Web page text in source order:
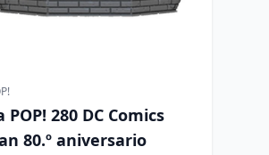
POP! 280 DC Comics
80.º aniversario